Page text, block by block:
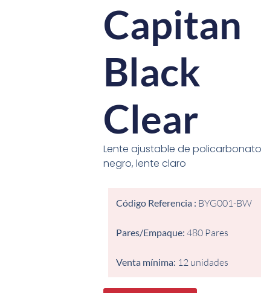
Capitan
Black
Clear
Lente ajustable de
negro, lente claro
Código Referencia : BYG001-BW
Pares/Empaque: 480 Pares
Venta mínima: 12 unidades